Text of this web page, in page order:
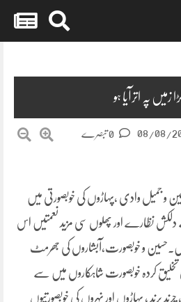
پہ اترآیا ہو
08/08/
و جمیل وادی ،پہاڑوں کی خوبصورتی میں
دلکش نظارے اور پھلوں سی مزید نعمتیں اس
ہیں۔حسین و خوبصورت،آبشاروں کی جھرمٹ
تخلیق کردہ خوبصورت شاہکاروں میں سے
پرند ، پہاڑوں اور نہروں کی خوبصورتیوں